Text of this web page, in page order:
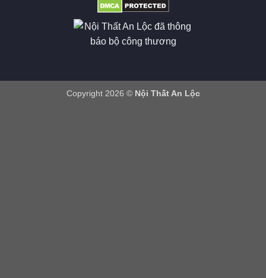
Copyright 2026 © Nội Thất An Lộc